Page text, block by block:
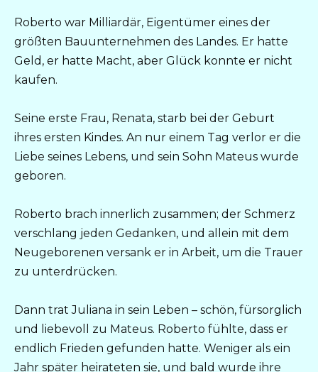
Roberto war Milliardär, Eigentümer eines der
größten Bauunternehmen des Landes. Er hatte
Geld, er hatte Macht, aber Glück konnte er nicht
kaufen.
Seine erste Frau, Renata, starb bei der Geburt
ihres ersten Kindes. An nur einem Tag verlor er die
Liebe seines Lebens, und sein Sohn Mateus wurde
geboren.
Roberto brach innerlich zusammen; der Schmerz
verschlang jeden Gedanken, und allein mit dem
Neugeborenen versank er in Arbeit, um die Trauer
zu unterdrücken.
Dann trat Juliana in sein Leben – schön, fürsorglich
und liebevoll zu Mateus. Roberto fühlte, dass er
endlich Frieden gefunden hatte. Weniger als ein
Jahr später heirateten sie, und bald wurde ihre